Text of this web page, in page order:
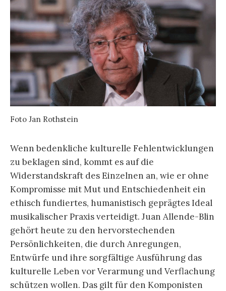
Foto Jan Rothstein
Wenn bedenkliche kulturelle Fehlentwicklungen
zu beklagen sind, kommt es auf die
Widerstandskraft des Einzelnen an, wie er ohne
Kompromisse mit Mut und Entschiedenheit ein
ethisch fundiertes, humanistisch geprägtes Ideal
musikalischer Praxis verteidigt. Juan Allende-Blin
gehört heute zu den hervorstechenden
Persönlichkeiten, die durch Anregungen,
Entwürfe und ihre sorgfältige Ausführung das
kulturelle Leben vor Verarmung und Verflachung
schützen wollen. Das gilt für den Komponisten